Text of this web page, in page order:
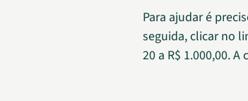
Para ajudar é
seguida, clicar no
20 a R$ 1.000,00.